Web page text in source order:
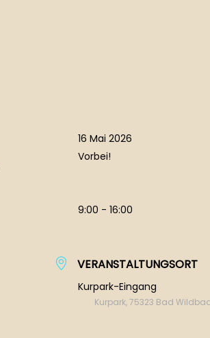
16 Mai 2026
Vorbei!
9:00 - 16:00
VERANSTALTUNGSORT
Kurpark-Eingang
Kurpark, 75323 Bad